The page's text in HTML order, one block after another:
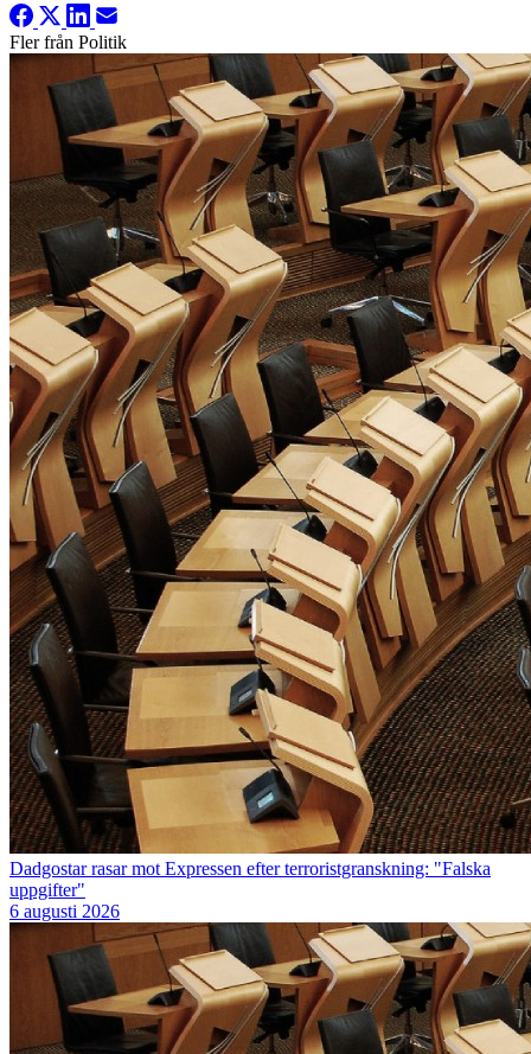
Fler från Politik
Dadgostar rasar mot Expressen efter terroristgranskning: "Falska
uppgifter"
6 augusti 2026